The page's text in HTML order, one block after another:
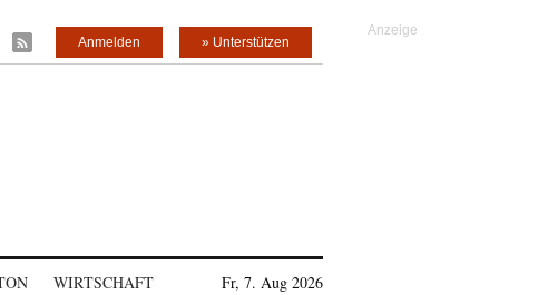
» Unterstützen
Anmelden
WIRTSCHAFT Fr, 7. Aug 2026